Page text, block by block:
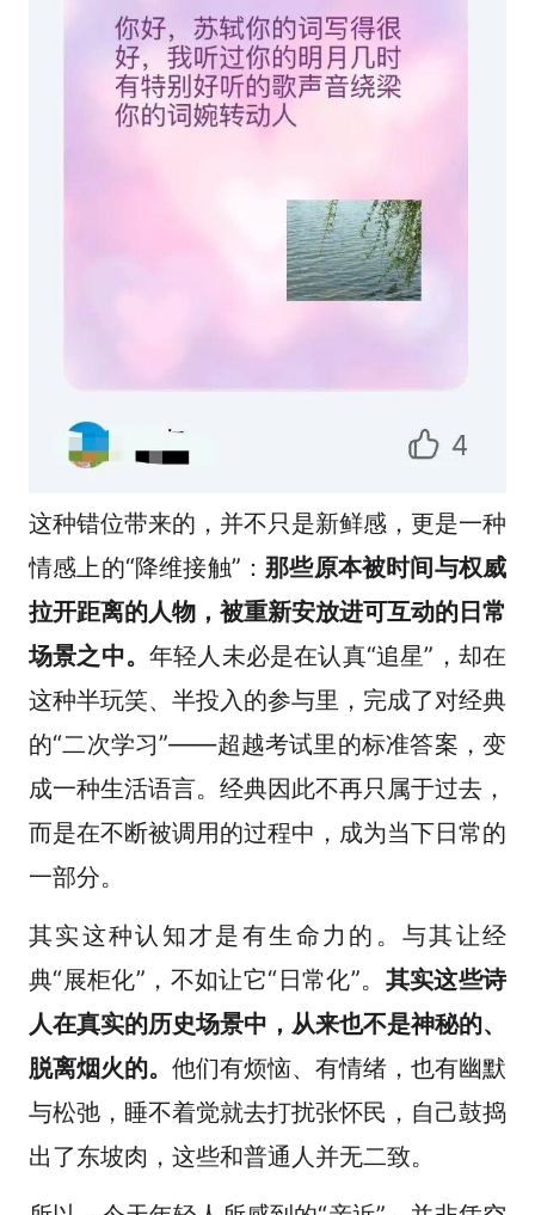
这种错位带来的，并不只是新鲜感，更是一种
情感上的“降维接触”： 那些原本被时间与权威
拉开距离的人物，被重新安放进可互动的日常
场景之中。 年轻人未必是在认真“追星”，却在
这种半玩笑、半投入的参与里，完成了对经典
的“二次学习”——超越考试里的标准答案，变
成一种生活语言。经典因此不再只属于过去，
而是在不断被调用的过程中，成为当下日常的
一部分。
其实这种认知才是有生命力的。与其让经
典“展柜化”，不如让它“日常化”。 其实这些诗
人在真实的历史场景中，从来也不是神秘的、
脱离烟火的。 他们有烦恼、有情绪，也有幽默
与松弛，睡不着觉就去打扰张怀民，自己鼓捣
出了东坡肉，这些和普通人并无二致。